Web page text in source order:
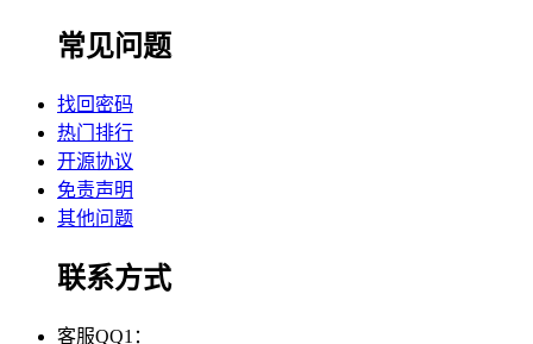
常见问题
找回密码
热门排行
开源协议
免责声明
其他问题
联系方式
客服QQ1：